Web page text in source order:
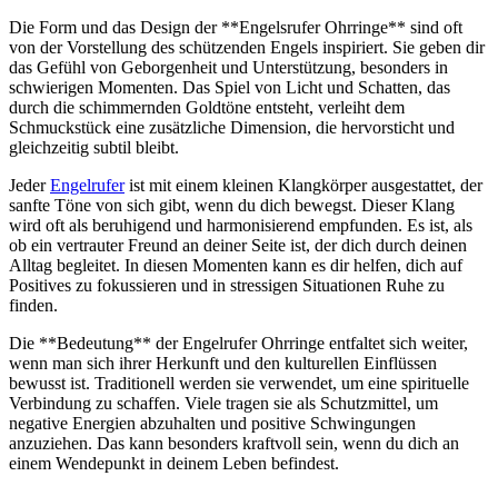
Die Form und das‌ Design der **Engelsrufer Ohrringe**⁤ sind oft​
von der⁣ Vorstellung des schützenden‌ Engels inspiriert. Sie geben dir
das ‍Gefühl von Geborgenheit und Unterstützung, besonders‍ in
schwierigen Momenten. Das ​Spiel von Licht und Schatten, ‍das
durch die‍ schimmernden Goldtöne entsteht,⁣ verleiht dem
Schmuckstück‌ eine ​zusätzliche ‍Dimension,⁣ die hervorsticht​ und
gleichzeitig subtil bleibt.
JederEngelruferist mit einem ⁢kleinen Klangkörper ausgestattet, der
sanfte ‌Töne von sich gibt, wenn du dich‍ bewegst. Dieser Klang‍
wird​ oft⁢ als beruhigend ⁤und harmonisierend empfunden. Es ist, als​
ob⁤ ein vertrauter Freund an ‍deiner ⁤Seite ist, der dich durch deinen‌
Alltag begleitet. In diesen Momenten kann es dir helfen, dich auf
⁤Positives zu fokussieren und in‌ stressigen Situationen Ruhe zu
finden.
Die⁢ **Bedeutung**‌ der Engelrufer Ohrringe entfaltet sich weiter,
wenn man‍ sich ihrer Herkunft ⁢und den kulturellen Einflüssen
bewusst ist. Traditionell werden sie verwendet,‌ um eine spirituelle
Verbindung zu ⁤schaffen. Viele tragen sie als⁢ Schutzmittel, um⁤
negative Energien abzuhalten und positive Schwingungen‌
anzuziehen. Das kann besonders kraftvoll sein, wenn du dich ‌an
einem Wendepunkt⁣ in deinem Leben ​befindest.